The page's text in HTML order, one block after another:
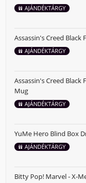
AJÁNDÉKTÁRGY
Assassin's Creed Black
AJÁNDÉKTÁRGY
Assassin's Creed Black
Mug
AJÁNDÉKTÁRGY
YuMe Hero Blind Box
AJÁNDÉKTÁRGY
Bitty Pop! Marvel - X-